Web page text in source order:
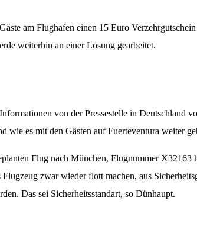
am Flughafen einen 15 Euro
weiterhin an einer Lösung gearbeitet.
von der Pressestelle in
wie es mit den Gästen auf Fuerteventura weiter
Flug nach München, Flugnummer
zwar wieder flott machen, aus
Das sei Sicherheitsstandart, so Dünhaupt.